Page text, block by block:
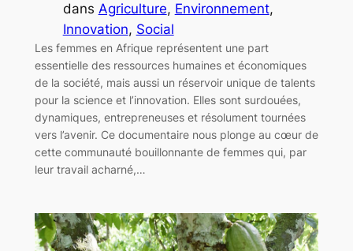
dans Agriculture, Environnement
Innovation, Social
Les femmes en Afrique représentent une part
essentielle des ressources humaines et économiques
de la société, mais aussi un réservoir unique de talents
pour la science et l’innovation. Elles sont surdouées,
dynamiques, entrepreneuses et résolument tournées
vers l’avenir. Ce documentaire nous plonge au cœur de
cette communauté bouillonnante de femmes qui, par
leur travail acharné,…